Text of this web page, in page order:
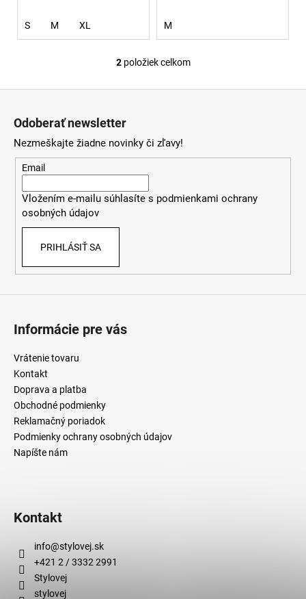
S M XL M
O
a
c
p
v
ý
2položiek celkom
Odoberať newsletter
Nezmeškajte žiadne novinky či zľavy!
Email
Vložením e-mailu súhlasíte s podmienkami ochrany
osobných údajov
PRIHLÁSIŤ SA
Informácie pre vás
Vrátenie tovaru
Kontakt
Doprava a platba
Obchodné podmienky
Reklamačný poriadok
Podmienky ochrany osobných údajov
Napíšte nám
Kontakt
info@stylovej.sk
+421 2 / 3332 2991
Stylovej
stylovej